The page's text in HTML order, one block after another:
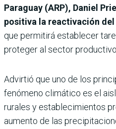
Paraguay (ARP), Daniel
positiva la reactivación del
que permitirá establecer
proteger al sector productivo.
Advirtió que uno de los
fenómeno climático es el
rurales y establecimientos
aumento de las